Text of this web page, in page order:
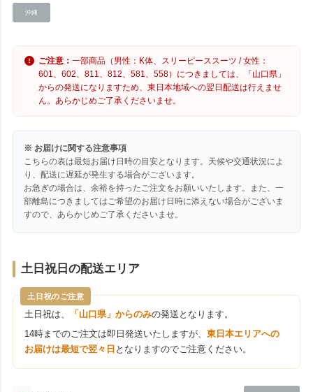
沖縄
ご注意：一部商品（男性：K体、スリーピーススーツ / 女性：
601、602、811、812、581、558）につきましては、「山口県」
からの発送になりますため、東日本地域への翌日配送は行えませ
ん。あらかじめご了承くださいませ。
※ お届けに関する注意事項
こちらの表は最短お届け日時の目安となります。天候や交通状況によ
り、配送に遅延が発生する場合がございます。
お急ぎの場合は、余裕を持ったご注文をお願いいたします。また、一
部離島につきましてはご希望のお届け日時に添えない場合がございま
すので、あらかじめご了承くださいませ。
土日祝日の配送エリア
土日祝のご注意
土日祝は、 「山口県」からのみの発送となります。
14時までのご注文は即日発送いたしますが、東日本エリアへの
お届けは最短で翌々日 となりますのでご注意ください。